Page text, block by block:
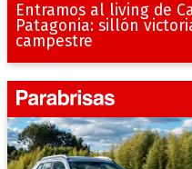
Entramos al living de
Patagonia: sillón
campestre